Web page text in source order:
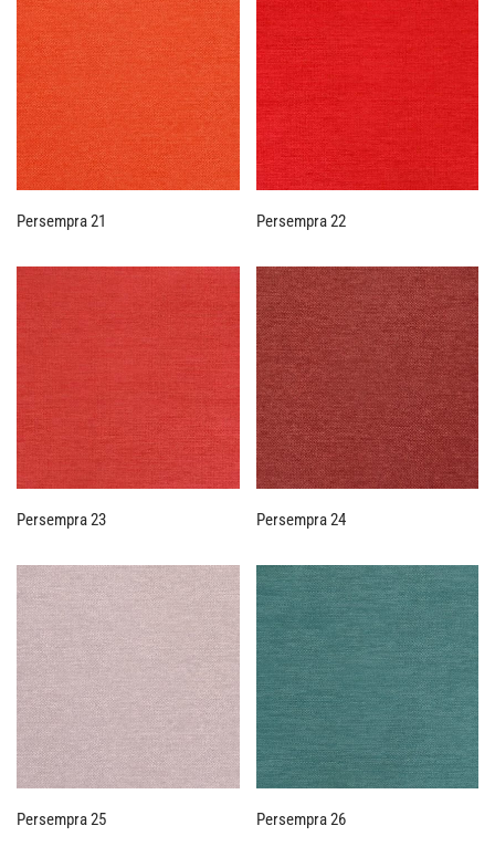
Persempra 21 Persempra 22
Persempra 23 Persempra 24
Persempra 25 Persempra 26